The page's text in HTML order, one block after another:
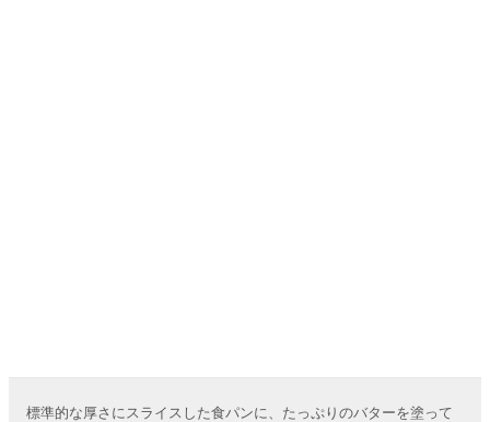
標準的な厚さにスライスした食パンに、たっぷりのバターを塗って